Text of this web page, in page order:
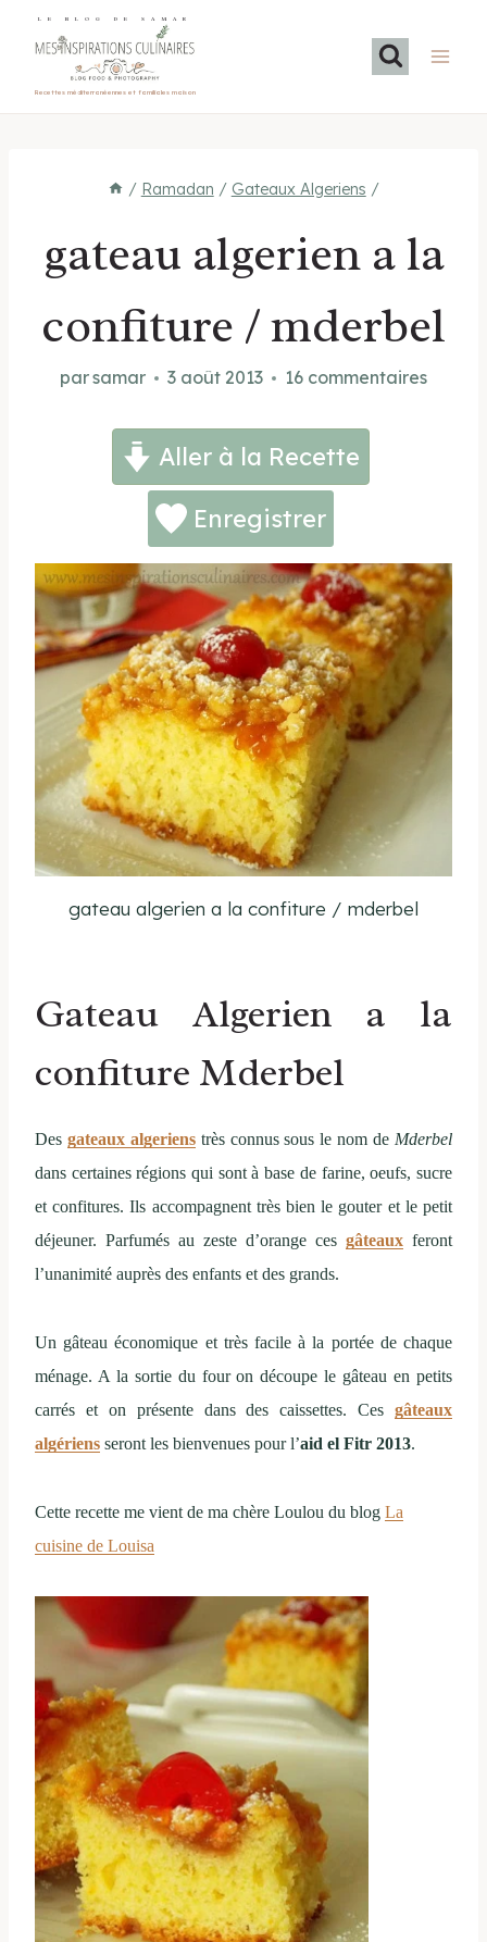
LE BLOG DE SAMAR
Recettes méditerranéennes et familiales maison
/ Ramadan / Gateaux Algeriens /
gateau algerien a la
confiture / mderbel
parsamar 3 août 2013 16 commentaires
Aller à la Recette
Enregistrer
gateau algerien a la confiture / mderbel
Gateau Algerien a la
confiture Mderbel
Des gateaux algerienstrès connus sous le nom de Mderbel
dans certaines régions qui sont à base de farine, oeufs, sucre
et confitures. Ils accompagnent très bien le gouter et le petit
déjeuner. Parfumés au zeste d’orange ces gâteaux feront
l’unanimité auprès des enfants et des grands.
Un gâteau économique et très facile à la portée de chaque
ménage. A la sortie du four on découpe le gâteau en petits
carrés et on présente dans des caissettes. Ces gâteaux
algériens seront les bienvenues pour l’aid el Fitr 2013.
Cette recette me vient de ma chère Loulou du blog La
cuisine de Louisa